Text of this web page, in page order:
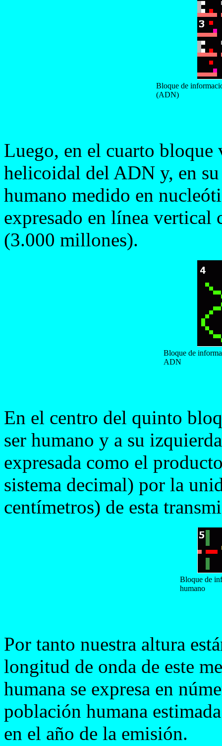
Bloque de
(ADN)
Luego, en el cuarto bloque
helicoidal del ADN y, en
humano medido en
expresado en línea
(3.000 millones).
Bloque de
ADN
En el centro del quinto
ser humano y a su
expresada como el
sistema decimal) por la
centímetros) de esta
Bloque de
humano
Por tanto nuestra altura
longitud de onda de este
humana se expresa en
población humana
en el año de la emisión.